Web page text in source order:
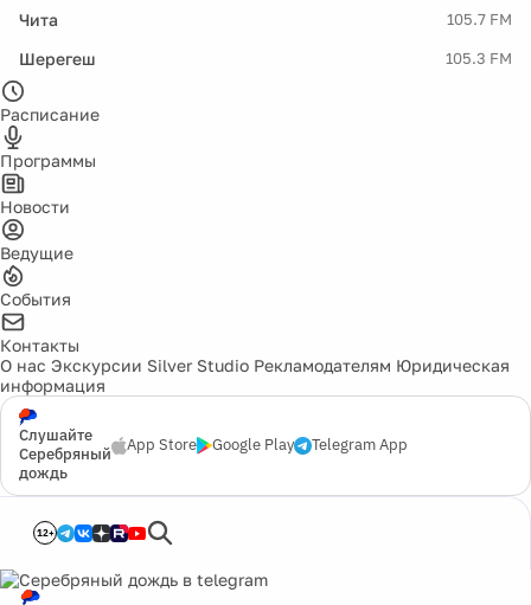
Чита 105.7 FM
Шерегеш 105.3 FM
Расписание
Программы
Новости
Ведущие
События
Контакты
О нас Экскурсии Silver Studio Рекламодателям Юридическая
информация
Слушайте
Серебряный
дождь
App Store Google Play Telegram App
12+